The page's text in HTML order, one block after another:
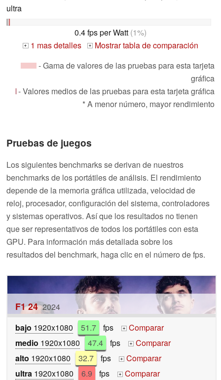
ultra
0.4 fps per Watt (1%)
+ 1 mas detalles +
Mostrar tabla de comparación
- Gama de valores de las pruebas para esta tarjeta
gráfica
- Valores medios de las pruebas para esta tarjeta gráfica
* A menor número, mayor rendimiento
Pruebas de juegos
Los siguientes benchmarks se derivan de nuestros
benchmarks de los portátiles de análisis. El rendimiento
depende de la memoria gráfica utilizada, velocidad de
reloj, procesador, configuración del sistema, controladores
y sistemas operativos. Así que los resultados no tienen
que ser representativos de todos los portátiles con esta
GPU. Para información más detallada sobre los
resultados del benchmark, haga clic en el número de fps.
F1 24 2024
bajo 1920x1080 51.7 fps +
Comparar
medio 1920x1080 47.4 fps +
Comparar
alto 1920x1080 32.7 fps +
Comparar
ultra 1920x1080 6.9 fps +
Comparar